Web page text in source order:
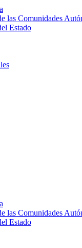
las Comunidades
Estado
las Comunidades
Estado